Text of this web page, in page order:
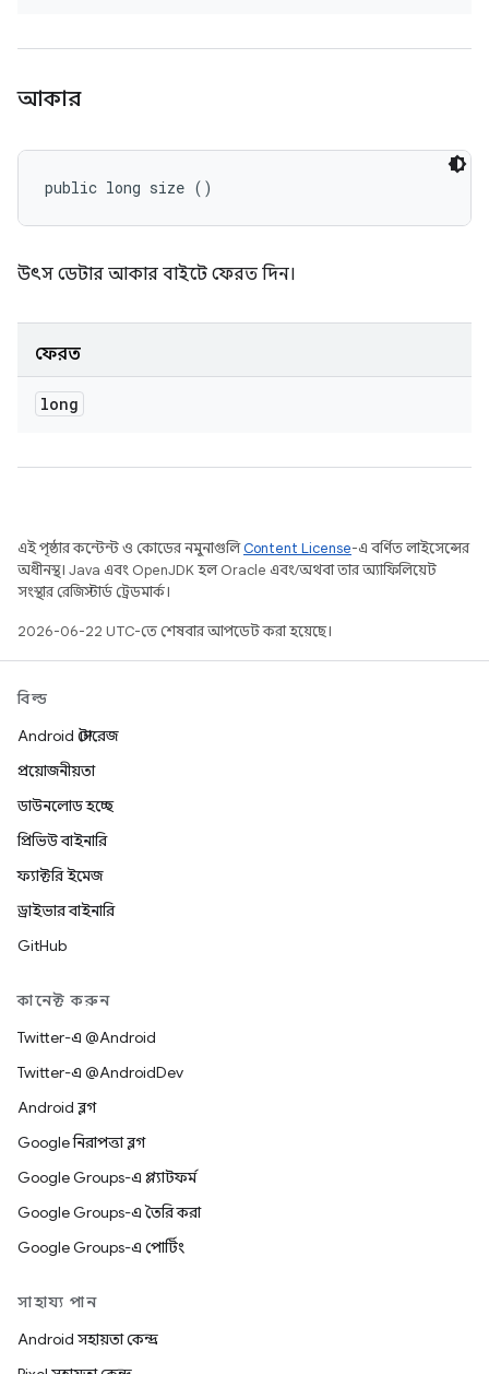
আকার
public long size ()
উৎস ডেটার আকার বাইটে ফেরত দিন।
ফেরত
long
এই পৃষ্ঠার কন্টেন্ট ও কোডের নমুনাগুলিContent License-এ বর্ণিত লাইসেন্সের
অধীনস্থ। Java এবং OpenJDK হল Oracle এবং/অথবা তার অ্যাফিলিয়েট
সংস্থার রেজিস্টার্ড ট্রেডমার্ক।
2026-06-22 UTC-তে শেষবার আপডেট করা হয়েছে।
বিল্ড
Android স্টোরেজ
প্রয়োজনীয়তা
ডাউনলোড হচ্ছে
প্রিভিউ বাইনারি
ফ্যাক্টরি ইমেজ
ড্রাইভার বাইনারি
GitHub
কানেক্ট করুন
Twitter-এ @Android
Twitter-এ @AndroidDev
Android ব্লগ
Google নিরাপত্তা ব্লগ
Google Groups-এ প্ল্যাটফর্ম
Google Groups-এ তৈরি করা
Google Groups-এ পোর্টিং
সাহায্য পান
Android সহায়তা কেন্দ্র